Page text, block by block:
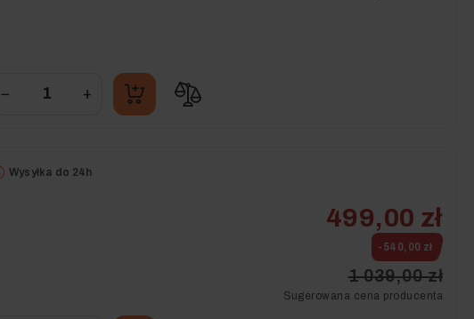
− +
Wysyłka do 24h
499,00 zł
-540,00 zł
1 039,00 zł
Sugerowana cena producenta